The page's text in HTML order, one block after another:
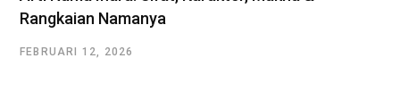
Rangkaian Namanya
FEBRUARI 12, 2026